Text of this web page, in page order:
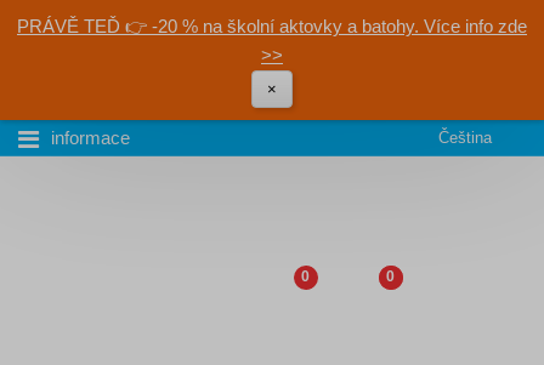
PRÁVĚ TEĎ 👉 -20 % na školní aktovky a batohy. Více info zde
>>
×
informace Čeština
0 0